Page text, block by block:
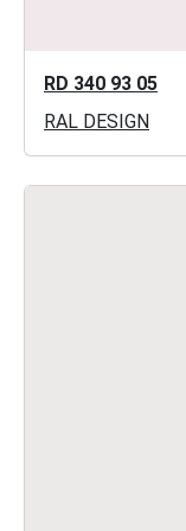
RD 340 93 05
RAL DESIGN